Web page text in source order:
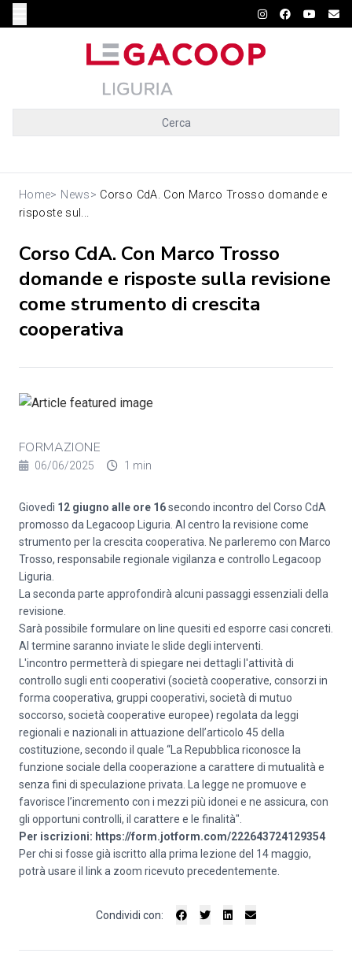
Cerca
Home> News> Corso CdA. Con Marco Trosso domande e
risposte sul...
Corso CdA. Con Marco Trosso
domande e risposte sulla revisione
come strumento di crescita
cooperativa
FORMAZIONE
06/06/2025 1 min
Giovedì 12 giugno alle ore 16secondo incontro del Corso CdA
promosso da Legacoop Liguria. Al centro la revisione come
strumento per la crescita cooperativa. Ne parleremo con Marco
Trosso, responsabile regionale vigilanza e controllo Legacoop
Liguria.
La seconda parte approfondirà alcuni passaggi essenziali della
revisione.
Sarà possibile formulare on line quesiti ed esporre casi concreti.
Al termine saranno inviate le slide degli interventi.
L'incontro permetterà di spiegare nei dettagli l'attività di
controllo sugli enti cooperativi (società cooperative, consorzi in
forma cooperativa, gruppi cooperativi, società di mutuo
soccorso, società cooperative europee) regolata da leggi
regionali e nazionali in attuazione dell’articolo 45 della
costituzione, secondo il quale “La Repubblica riconosce la
funzione sociale della cooperazione a carattere di mutualità e
senza fini di speculazione privata. La legge ne promuove e
favorisce l’incremento con i mezzi più idonei e ne assicura, con
gli opportuni controlli, il carattere e le finalità".
Per iscrizioni: https://form.jotform.com/222643724129354
Per chi si fosse già iscritto alla prima lezione del 14 maggio,
potrà usare il link a zoom ricevuto precedentemente.
Condividi con: